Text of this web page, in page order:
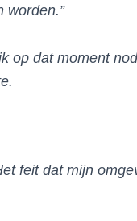
worden.”
op dat moment
feit dat mijn